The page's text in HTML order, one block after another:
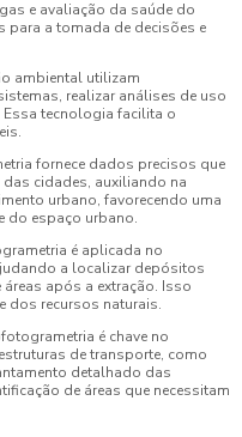
e avaliação da saúde do
para a tomada de decisões e
ambiental utilizam
realizar análises de uso
tecnologia facilita o
fornece dados precisos que
cidades, auxiliando na
urbano, favorecendo uma
do espaço urbano.
é aplicada no
a localizar depósitos
após a extração. Isso
dos recursos naturais.
é chave no
de transporte, como
detalhado das
de áreas que necessitam